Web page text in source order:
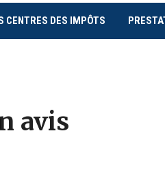
CENTRES DES IMPÔTS
avis